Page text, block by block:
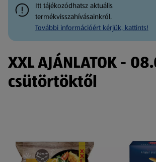
Itt tájékozódhatsz aktuális
termékvisszahívásainkról.
További információért kérjük, kattints!
XXL AJÁNLATOK -
csütörtöktől